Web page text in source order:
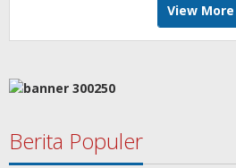
View More
Berita Populer